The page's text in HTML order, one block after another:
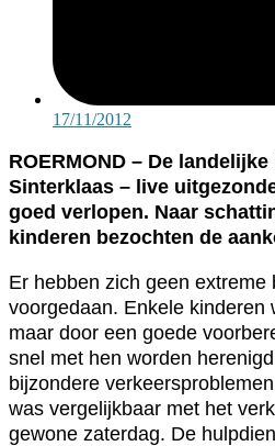
17/11/2012
ROERMOND – De
Sinterklaas – live
goed verlopen. Naar
kinderen bezochten de
Er hebben zich geen extreme
voorgedaan. Enkele kinderen
maar door een goede
snel met hen worden
bijzondere
was vergelijkbaar met het
gewone zaterdag. De